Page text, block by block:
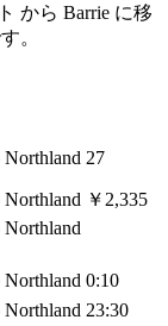
から Barrie に移
。
27
￥2,335
0:10
23:30